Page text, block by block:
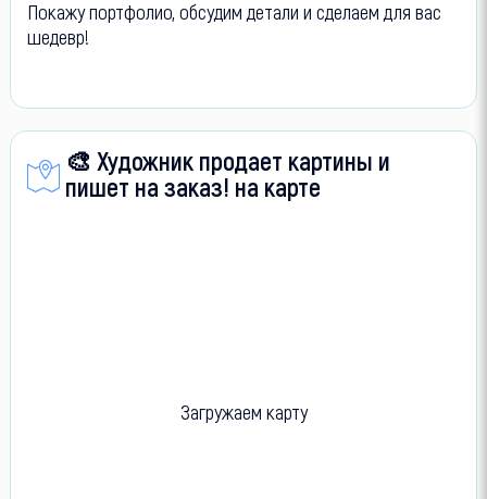
Покажу портфолио, обсудим детали и сделаем для вас
шедевр!
🎨 Художник продает картины и
пишет на заказ! на карте
Загружаем карту